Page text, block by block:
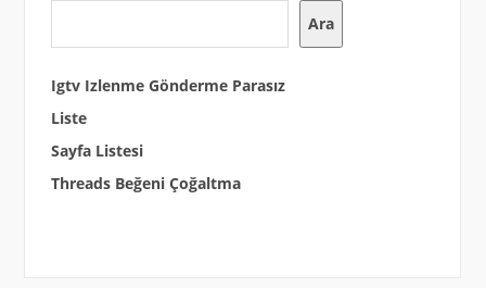
Ara
Igtv Izlenme Gönderme Parasız
Liste
Sayfa Listesi
Threads Beğeni Çoğaltma